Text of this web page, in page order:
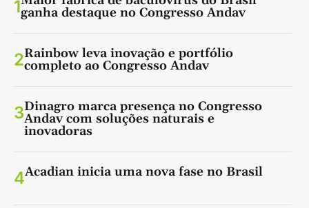
1ganha destaque no Congresso Andav
2Rainbow leva inovação e portfólio
completo ao Congresso Andav
3Dinagro marca presença no Congresso
Andav com soluções naturais e
inovadoras
4Acadian inicia uma nova fase no Brasil